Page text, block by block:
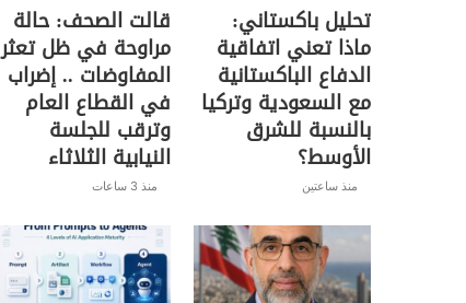
تحليل باكستاني:
ماذا تعني اتفاقية
الدفاع الباكستانية
مع السعودية وتركيا
بالنسبة للشرق
الأوسط؟
منذ ساعتين
قالت الصحف: حالة
مراوحة في ظل تعثر
المفاوضات .. إضراب
في القطاع العام
وترقب للجلسة
النيابية الثلاثاء
منذ 3 ساعات